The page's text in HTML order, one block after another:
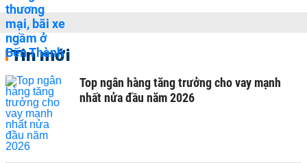
Tin mới
Top ngân hàng tăng trưởng cho vay mạnh
nhất nửa đầu năm 2026